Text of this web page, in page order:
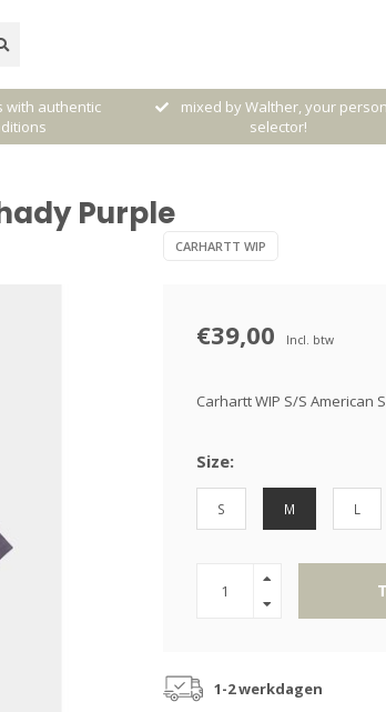
with authentic
mixed by Walther, your
selector!
Purple
CARHARTT WIP
€39,00 Incl. btw
Carhartt WIP S/S American
Size:
S M L
1-2 werkdagen